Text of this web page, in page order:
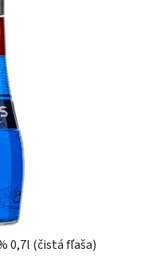
0,7l (čistá fľaša)